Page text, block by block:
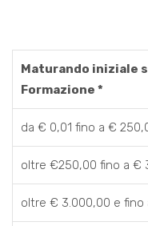
Maturando iniziale
Formazione *
da € 0,01 fino a €
oltre €250,00 fino a €
oltre € 3.000,00 e fino